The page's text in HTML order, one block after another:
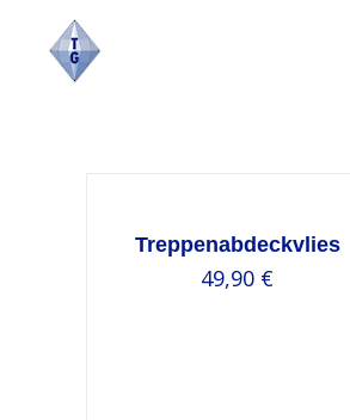
content
DETAILSTreppenabdeckvlies
49,90 €